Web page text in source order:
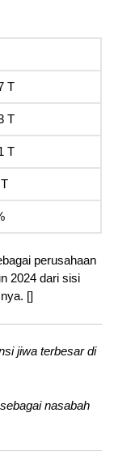
T
T
T
perusahaan
2024 dari sisi
[]
jiwa terbesar di
nasabah